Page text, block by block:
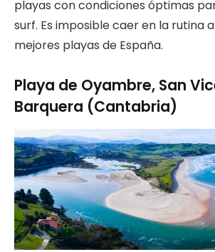
playas con condiciones óptimas
surf. Es imposible caer en la rutina
mejores playas de España.
Playa de Oyambre, San
Barquera (Cantabria)